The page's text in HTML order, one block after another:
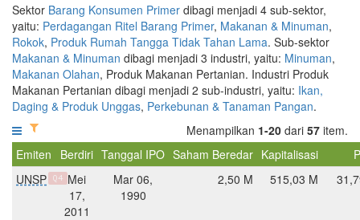
Sektor Barang Konsumen Primer dibagi menjadi 4 sub-sektor,
yaitu: Perdagangan Ritel Barang Primer, Makanan & Minuman,
Rokok, Produk Rumah Tangga Tidak Tahan Lama. Sub-sektor
Makanan & Minuman dibagi menjadi 3 industri, yaitu: Minuman,
Makanan Olahan, Produk Makanan Pertanian. Industri Produk
Makanan Pertanian dibagi menjadi 2 sub-industri, yaitu: Ikan,
Daging & Produk Unggas, Perkebunan & Tanaman Pangan.
Menampilkan 1-20 dari 57 item.
Emiten
Berdiri Tanggal IPO Saham Beredar Kapitalisasi
UNSP
Q4
Mei
17,
2011
Mar 06,
1990
2,50 M 515,03 M